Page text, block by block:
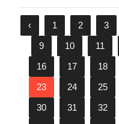
‹ 1 2 3
9
10 11
16
17 18
23
24 25
30
31 32